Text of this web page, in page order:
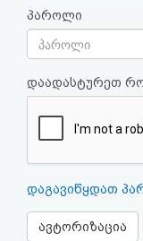
ავტორიზაცია
რეგისტრაცია
პაროლის
HTML
პაროლი
დაადასტურეთ
დაგავიწყდათ
ავტორიზაცია